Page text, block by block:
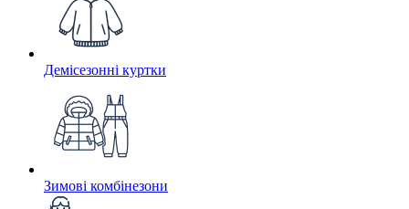
Демісезонні куртки
Зимові комбінезони